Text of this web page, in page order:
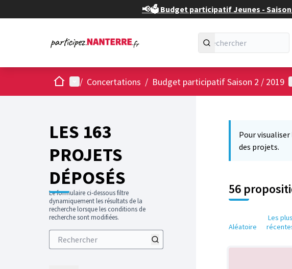
📢🗳️ Budget participatif Jeunes -
AccueilMenu principal
/ Concertations / Budget participatif Saison 2 / 2019
LES 163
PROJETS
DÉPOSÉS
Le formulaire ci-dessous filtre
dynamiquement les résultats de la
recherche lorsque les conditions de
recherche sont modifiées.
Pour
des projets.
56
Aléatoire
Les plus